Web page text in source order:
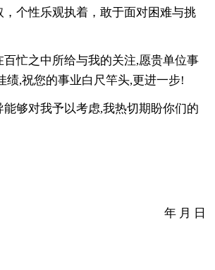
，个性乐观执着，敢于面对困难与挑
百忙之中所给与我的关注,愿贵单位事
绩,祝您的事业白尺竿头,更进一步!
能够对我予以考虑,我热切期盼你们的
年 月 日